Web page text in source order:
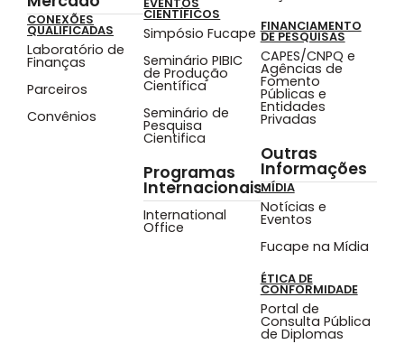
CONEXÕES
QUALIFICADAS
Laboratório de
Finanças
Parceiros
Convênios
CIENTÍFICOS
Simpósio Fucape
Seminário PIBIC
de Produção
Científica
Seminário de
Pesquisa
Cientifica
Programas
Internacionais
International
Office
FINANCIAMENTO
DE PESQUISAS
CAPES/CNPQ e
Agências de
Fomento
Públicas e
Entidades
Privadas
Outras
Informações
MÍDIA
Notícias e
Eventos
Fucape na Mídia
ÉTICA DE
CONFORMIDADE
Portal de
Consulta Pública
de Diplomas